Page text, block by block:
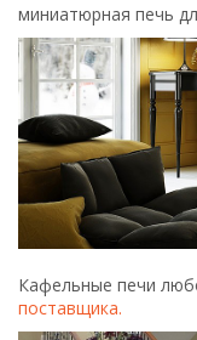
миниатюрная печь
Кафельные печи
поставщика.